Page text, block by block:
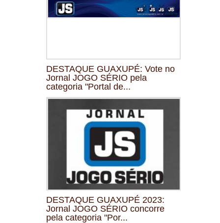
DESTAQUE GUAXUPÉ: Vote no
Jornal JOGO SÉRIO pela
categoria "Portal de...
DESTAQUE GUAXUPÉ 2023:
Jornal JOGO SÉRIO concorre
pela categoria "Por...